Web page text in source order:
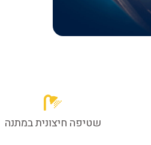
שטיפה חיצונית במתנה